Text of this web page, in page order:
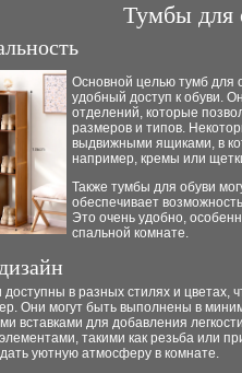
Тумбы для
Основной целью тумб для
удобный доступ к обуви.
отделений, которые
размеров и типов.
выдвижными ящиками, в
например, кремы или
Также тумбы для обуви
обеспечивает
Это очень удобно,
спальной комнате.
в разных стилях и цветах,
Они могут быть выполнены в
вставками для добавления
такими как резьба или
уютную атмосферу в комнате.